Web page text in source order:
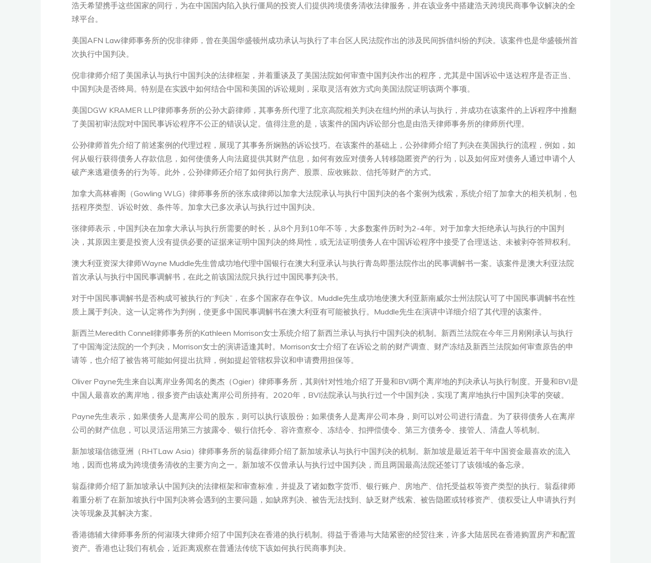
浩天希望携手这些国家的同行，为在中国国内陷入执行僵局的投资人们提供跨境债务清收法律服务，并在该业务中搭建浩天跨境民商事争议解决的全
球平台。
美国AFN Law律师事务所的倪非律师，曾在美国华盛顿州成功承认与执行了丰台区人民法院作出的涉及民间拆借纠纷的判决。该案件也是华盛顿州首
次执行中国判决。
倪非律师介绍了美国承认与执行中国判决的法律框架，并着重谈及了美国法院如何审查中国判决作出的程序，尤其是中国诉讼中送达程序是否正当、
中国判决是否终局。特别是在实践中如何结合中国和美国的诉讼规则，采取灵活有效方式向美国法院证明该两个事项。
美国DGW KRAMER LLP律师事务所的公孙大蔚律师，其事务所代理了北京高院相关判决在纽约州的承认与执行，并成功在该案件的上诉程序中推翻
了美国初审法院对中国民事诉讼程序不公正的错误认定。值得注意的是，该案件的国内诉讼部分也是由浩天律师事务所的律师所代理。
公孙律师首先介绍了前述案例的代理过程，展现了其事务所娴熟的诉讼技巧。在该案件的基础上，公孙律师介绍了判决在美国执行的流程，例如，如
何从银行获得债务人存款信息，如何使债务人向法庭提供其财产信息，如何有效应对债务人转移隐匿资产的行为，以及如何应对债务人通过申请个人
破产来逃避债务的行为等。此外，公孙律师还介绍了如何执行房产、股票、应收账款、信托等财产的方式。
加拿大高林睿阁（Gowling WLG）律师事务所的张东成律师以加拿大法院承认与执行中国判决的各个案例为线索，系统介绍了加拿大的相关机制，包
括程序类型、诉讼时效、条件等。加拿大已多次承认与执行过中国判决。
张律师表示，中国判决在加拿大承认与执行所需要的时长，从8个月到10年不等，大多数案件历时为2-4年。对于加拿大拒绝承认与执行的中国判
决，其原因主要是投资人没有提供必要的证据来证明中国判决的终局性，或无法证明债务人在中国诉讼程序中接受了合理送达、未被剥夺答辩权利。
澳大利亚资深大律师Wayne Muddle先生曾成功地代理中国银行在澳大利亚承认与执行青岛即墨法院作出的民事调解书一案。该案件是澳大利亚法院
首次承认与执行中国民事调解书，在此之前该国法院只执行过中国民事判决书。
对于中国民事调解书是否构成可被执行的“判决”，在多个国家存在争议。Muddle先生成功地使澳大利亚新南威尔士州法院认可了中国民事调解书在性
质上属于判决。这一认定将作为判例，使更多中国民事调解书在澳大利亚有可能被执行。Muddle先生在演讲中详细介绍了其代理的该案件。
新西兰Meredith Connell律师事务所的Kathleen Morrison女士系统介绍了新西兰承认与执行中国判决的机制。新西兰法院在今年三月刚刚承认与执行
了中国海淀法院的一个判决，Morrison女士的演讲适逢其时。Morrison女士介绍了在诉讼之前的财产调查、财产冻结及新西兰法院如何审查原告的申
请等，也介绍了被告将可能如何提出抗辩，例如提起管辖权异议和申请费用担保等。
Oliver Payne先生来自以离岸业务闻名的奥杰（Ogier）律师事务所，其则针对性地介绍了开曼和BVI两个离岸地的判决承认与执行制度。开曼和BVI是
中国人最喜欢的离岸地，很多资产由该处离岸公司所持有。2020年，BVI法院承认与执行过一个中国判决，实现了离岸地执行中国判决零的突破。
Payne先生表示，如果债务人是离岸公司的股东，则可以执行该股份；如果债务人是离岸公司本身，则可以对公司进行清盘。为了获得债务人在离岸
公司的财产信息，可以灵活运用第三方披露令、银行信托令、容许查察令、冻结令、扣押偿债令、第三方债务令、接管人、清盘人等机制。
新加坡瑞信德亚洲（RHTLaw Asia）律师事务所的翁磊律师介绍了新加坡承认与执行中国判决的机制。新加坡是最近若干年中国资金最喜欢的流入
地，因而也将成为跨境债务清收的主要方向之一。新加坡不仅曾承认与执行过中国判决，而且两国最高法院还签订了该领域的备忘录。
翁磊律师介绍了新加坡承认中国判决的法律框架和审查标准，并提及了诸如数字货币、银行账户、房地产、信托受益权等资产类型的执行。翁磊律师
着重分析了在新加坡执行中国判决将会遇到的主要问题，如缺席判决、被告无法找到、缺乏财产线索、被告隐匿或转移资产、债权受让人申请执行判
决等现象及其解决方案。
香港德辅大律师事务所的何淑瑛大律师介绍了中国判决在香港的执行机制。得益于香港与大陆紧密的经贸往来，许多大陆居民在香港购置房产和配置
资产。香港也让我们有机会，近距离观察在普通法传统下该如何执行民商事判决。